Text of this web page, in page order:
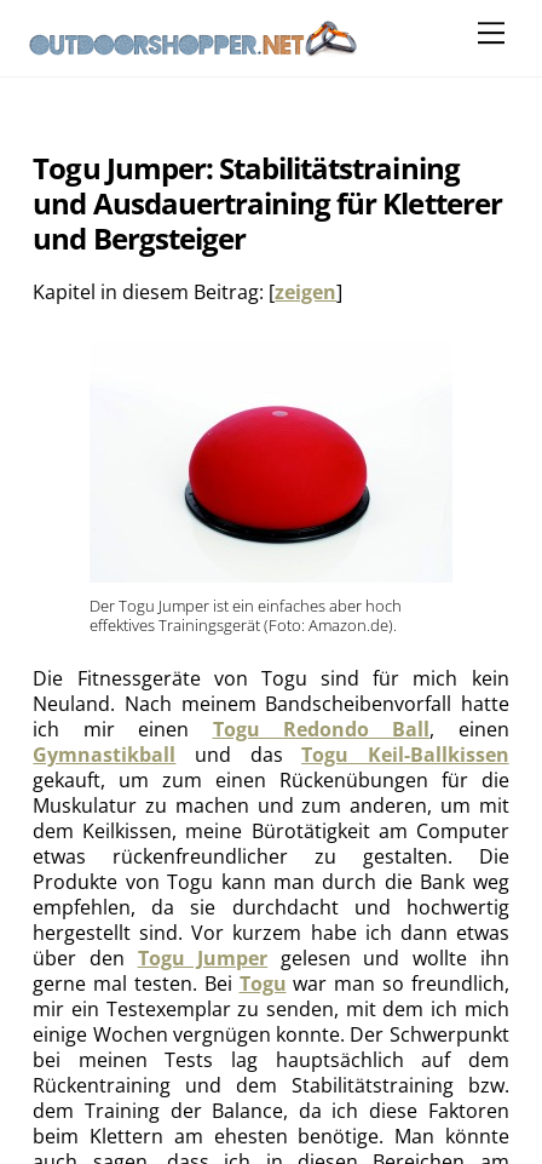
content
Togu Jumper: Stabilitätstraining
und Ausdauertraining für Kletterer
und Bergsteiger
Kapitel in diesem Beitrag: [zeigen]
Der Togu Jumper ist ein einfaches aber hoch
effektives Trainingsgerät (Foto: Amazon.de).
Die Fitnessgeräte von Togu sind für mich kein
Neuland. Nach meinem Bandscheibenvorfall hatte
ich mir einen Togu Redondo Ball, einen
Gymnastikball und dasTogu Keil-Ballkissen
gekauft, um zum einen Rückenübungen für die
Muskulatur zu machen und zum anderen, um mit
dem Keilkissen, meine Bürotätigkeit am Computer
etwas rückenfreundlicher zu gestalten. Die
Produkte von Togu kann man durch die Bank weg
empfehlen, da sie durchdacht und hochwertig
hergestellt sind. Vor kurzem habe ich dann etwas
über den Togu Jumper gelesen und wollte ihn
gerne mal testen. Bei Togu war man so freundlich,
mir ein Testexemplar zu senden, mit dem ich mich
einige Wochen vergnügen konnte. Der Schwerpunkt
bei meinen Tests lag hauptsächlich auf dem
Rückentraining und dem Stabilitätstraining bzw.
dem Training der Balance, da ich diese Faktoren
beim Klettern am ehesten benötige. Man könnte